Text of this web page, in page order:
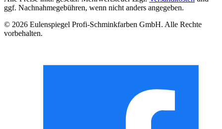
ggf. Nachnahmegebühren, wenn nicht anders angegeben.
© 2026 Eulenspiegel Profi-Schminkfarben GmbH. Alle Rechte
vorbehalten.